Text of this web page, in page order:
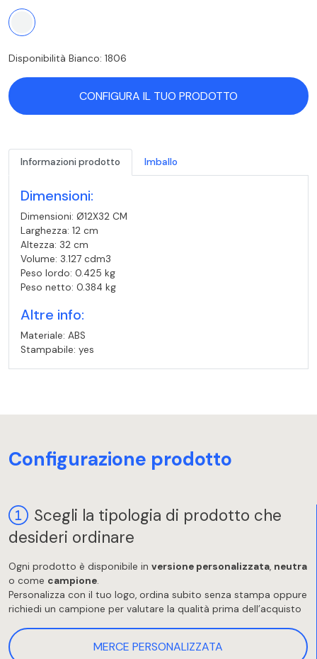
Disponibilità Bianco: 1806
CONFIGURA IL TUO PRODOTTO
Informazioni prodotto Imballo
Dimensioni:
Dimensioni: Ø12X32 CM
Larghezza: 12 cm
Altezza: 32 cm
Volume: 3.127 cdm3
Peso lordo: 0.425 kg
Peso netto: 0.384 kg
Altre info:
Materiale: ABS
Stampabile: yes
Configurazione prodotto
Scegli la tipologia di prodotto che
desideri ordinare
Ogni prodotto è disponibile in versione personalizzata, neutra
o come campione.
Personalizza con il tuo logo, ordina subito senza stampa oppure
richiedi un campione per valutare la qualità prima dell’acquisto
MERCE PERSONALIZZATA